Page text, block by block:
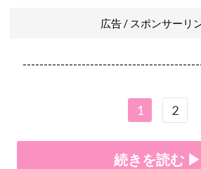
広告 / スポンサーリ
1 2
続きを読む ▶